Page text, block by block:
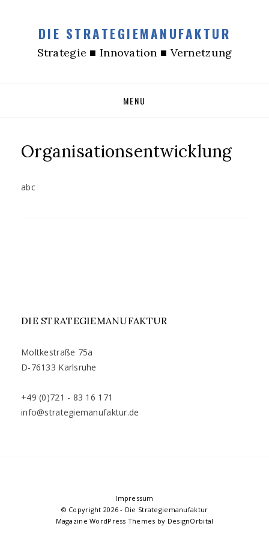
DIE STRATEGIEMANUFAKTUR
Strategie ■ Innovation ■ Vernetzung
MENU
Organisationsentwicklung
abc
DIE STRATEGIEMANUFAKTUR
Moltkestraße 75a
D-76133 Karlsruhe
+49 (0)721 - 83 16 171
info@strategiemanufaktur.de
Impressum
© Copyright 2026- Die Strategiemanufaktur
Magazine WordPress Themes by DesignOrbital